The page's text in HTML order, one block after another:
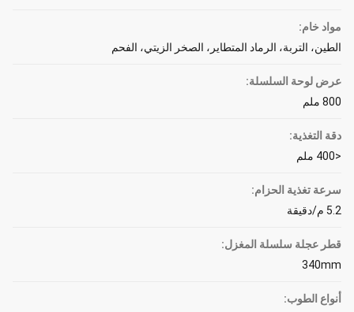
مواد خام:
الطين، التربة، الرماد المتطاير، الصخر الزيتي، الفحم
عرض لوحة السلسلة:
800 ملم
دقة التغذية:
<400 ملم
سرعة تغذية الحزام:
5.2 م/دقيقة
قطر عجلة سلسلة المغزل:
340mm
أنواع الطوب: